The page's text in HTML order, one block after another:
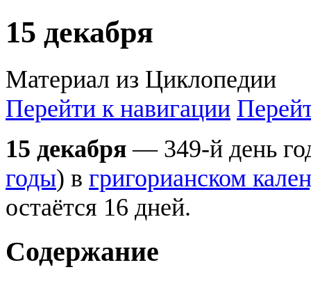
15 декабря
Материал из Циклопедии
Перейти к навигации
15 декабря — 349-й день
годы) в григорианском
остаётся 16 дней.
Содержание